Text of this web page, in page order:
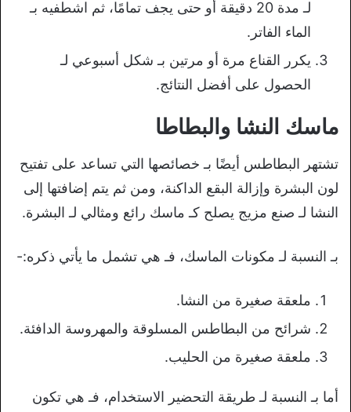
لـ مدة 20 دقيقة أو حتى يجف تمامًا، ثم اشطفيه بـ
الماء الفاتر.
يكرر القناع مرة أو مرتين بـ شكل أسبوعي لـ
الحصول على أفضل النتائج.
ماسك النشا والبطاطا
تشتهر البطاطس أيضًا بـ خصائصها التي تساعد على تفتيح
لون البشرة وإزالة البقع الداكنة، ومن ثم يتم إضافتها إلى
النشا لـ صنع مزيج يصلح كـ ماسك رائع ومثالي لـ البشرة.
بـ النسبة لـ مكونات الماسك، فـ هي تشمل ما يأتي ذكره:-
ملعقة صغيرة من النشا.
شرائح من البطاطس المسلوقة والمهروسة الدافئة.
ملعقة صغيرة من الحليب.
أما بـ النسبة لـ طريقة التحضير الاستخدام، فـ هي تكون